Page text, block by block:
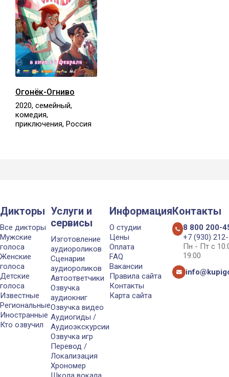
Огонёк-Огниво
2020, семейный,
комедия,
приключения, Россия
Дикторы
Все дикторы
Мужские
голоса
Женские
голоса
Детские
голоса
Известные
Региональные
Иностранные
Кто озвучил
Услуги и
сервисы
Изготовление
аудиороликов
Сценарии
аудиороликов
Автоответчики
Озвучка
аудиокниг
Озвучка видео
Аудиогиды /
Аудиоэкскурсии
Озвучка игр
Перевод /
Локализация
Хрономер
Информация
О студии
Цены
Оплата
FAQ
Вакансии
Правила сайта
Контакты
Карта сайта
Контакты
8 800 200-
+7 (930)
Пн - Пт с
19:00